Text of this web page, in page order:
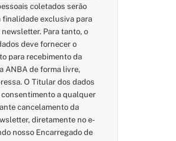
coletados serão
finalidade exclusiva para
Para tanto, o
deve fornecer o
para recebimento da
ANBA de forma livre,
O Titular dos dados
consentimento a qualquer
cancelamento da
diretamente no e-
nosso Encarregado de